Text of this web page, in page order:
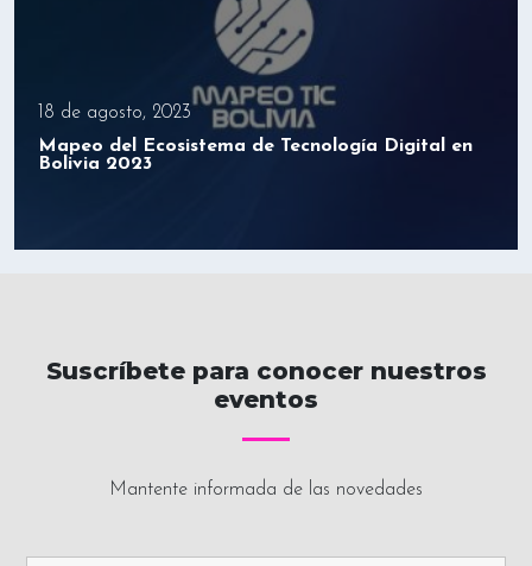
18 de agosto, 2023
Mapeo del Ecosistema de Tecnología Digital en
Bolivia 2023
Suscríbete para conocer nuestros
eventos
Mantente informada de las novedades